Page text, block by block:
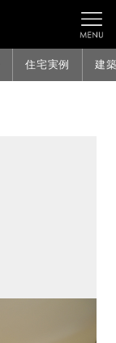
住宅実例 建